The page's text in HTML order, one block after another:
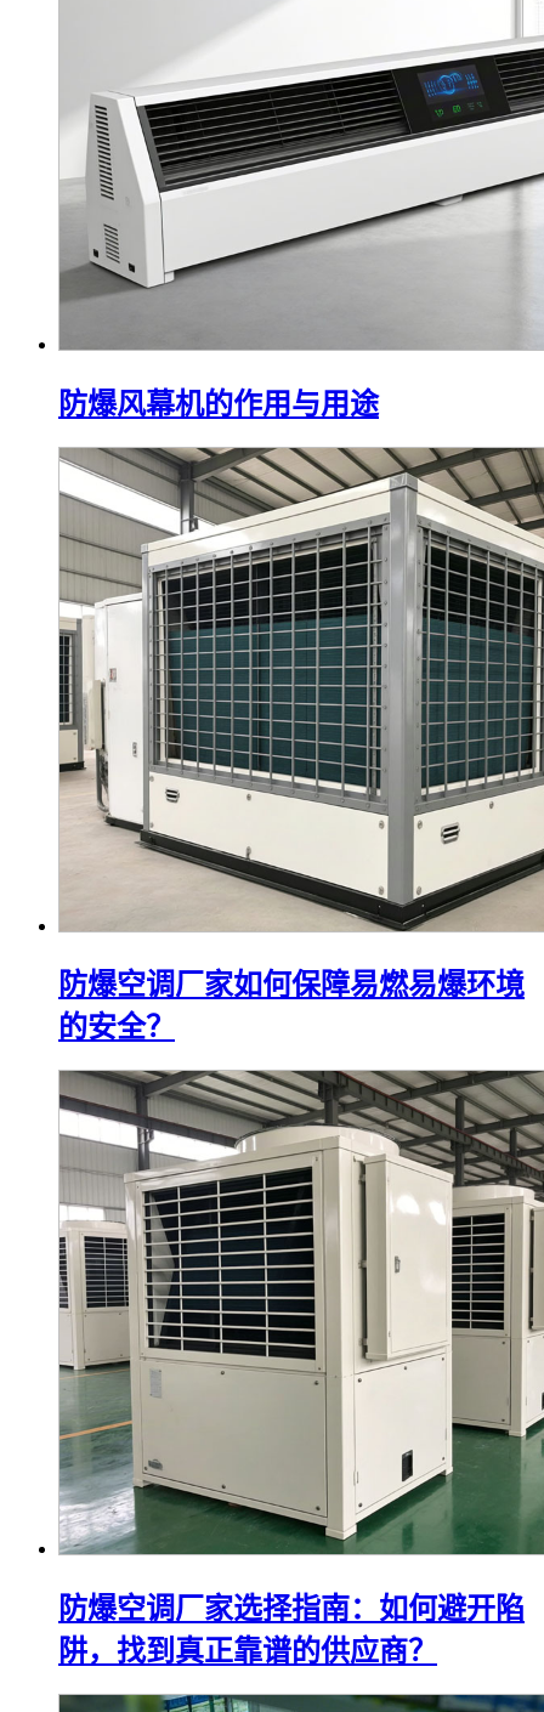
防爆风幕机的作用与用途
防爆空调厂家如何保障易燃易爆环境
的安全？
防爆空调厂家选择指南：如何避开陷
阱，找到真正靠谱的供应商？